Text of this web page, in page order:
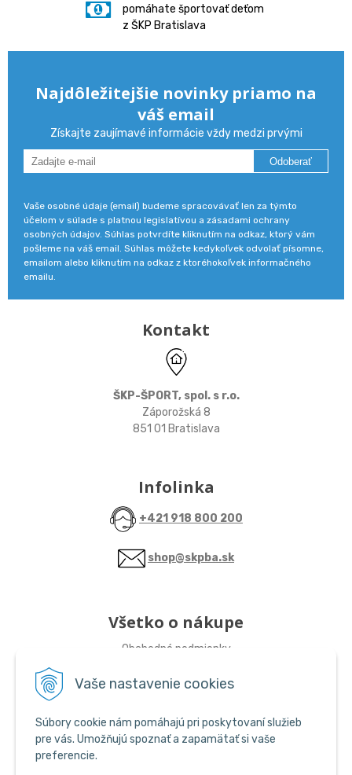
Vaše nastavenie cookies
Súbory cookie nám pomáhajú pri poskytovaní služieb
pre vás. Umožňujú spoznať a zapamätať si vaše
preferencie.
pomáhate športovať deťom
z ŠKP Bratislava
Najdôležitejšie novinky priamo na
váš email
Získajte zaujímavé informácie vždy medzi prvými
Odoberať
Vaše osobné údaje (email) budeme spracovávať len za týmto
účelom v súlade s platnou legislatívou a zásadami ochrany
osobných údajov. Súhlas potvrdíte kliknutím na odkaz, ktorý vám
pošleme na váš email. Súhlas môžete kedykoľvek odvolať písomne,
emailom alebo kliknutím na odkaz z ktoréhokoľvek informačného
emailu.
Kontakt
ŠKP-ŠPORT, spol. s r.o.
Záporožská 8
851 01 Bratislava
Infolinka
+421 918 800 200
shop@skpba.sk
Všetko o nákupe
Obchodné podmienky
Sledujte nás
ŠKP-SHOP